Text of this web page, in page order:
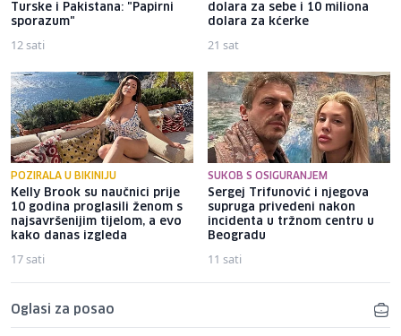
Turske i Pakistana: "Papirni
sporazum"
12 sati
dolara za sebe i 10 miliona
dolara za kćerke
21 sat
POZIRALA U BIKINIJU
Kelly Brook su naučnici prije
10 godina proglasili ženom s
najsavršenijim tijelom, a evo
kako danas izgleda
17 sati
SUKOB S OSIGURANJEM
Sergej Trifunović i njegova
supruga privedeni nakon
incidenta u tržnom centru u
Beogradu
11 sati
Oglasi za posao